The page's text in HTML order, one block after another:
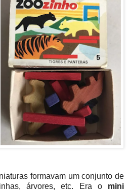
formavam um conjunto de
árvores, etc. Era o mini